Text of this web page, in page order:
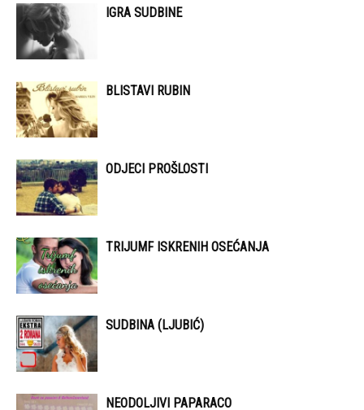
IGRA SUDBINE
BLISTAVI RUBIN
ODJECI PROŠLOSTI
TRIJUMF ISKRENIH OSEĆANJA
SUDBINA (LJUBIĆ)
NEODOLJIVI PAPARACO